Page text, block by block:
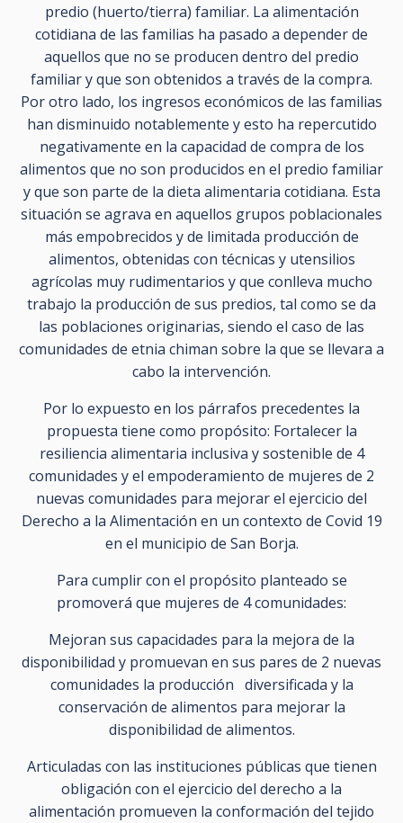
predio (huerto/tierra) familiar. La alimentación
cotidiana de las familias ha pasado a depender de
aquellos que no se producen dentro del predio
familiar y que son obtenidos a través de la compra.
Por otro lado, los ingresos económicos de las familias
han disminuido notablemente y esto ha repercutido
negativamente en la capacidad de compra de los
alimentos que no son producidos en el predio familiar
y que son parte de la dieta alimentaria cotidiana. Esta
situación se agrava en aquellos grupos poblacionales
más empobrecidos y de limitada producción de
alimentos, obtenidas con técnicas y utensilios
agrícolas muy rudimentarios y que conlleva mucho
trabajo la producción de sus predios, tal como se da
las poblaciones originarias, siendo el caso de las
comunidades de etnia chiman sobre la que se llevara a
cabo la intervención.
Por lo expuesto en los párrafos precedentes la
propuesta tiene como propósito: Fortalecer la
resiliencia alimentaria inclusiva y sostenible de 4
comunidades y el empoderamiento de mujeres de 2
nuevas comunidades para mejorar el ejercicio del
Derecho a la Alimentación en un contexto de Covid 19
en el municipio de San Borja.
Para cumplir con el propósito planteado se
promoverá que mujeres de 4 comunidades:
Mejoran sus capacidades para la mejora de la
disponibilidad y promuevan en sus pares de 2 nuevas
comunidades la producción diversificada y la
conservación de alimentos para mejorar la
disponibilidad de alimentos.
Articuladas con las instituciones públicas que tienen
obligación con el ejercicio del derecho a la
alimentación promueven la conformación del tejido